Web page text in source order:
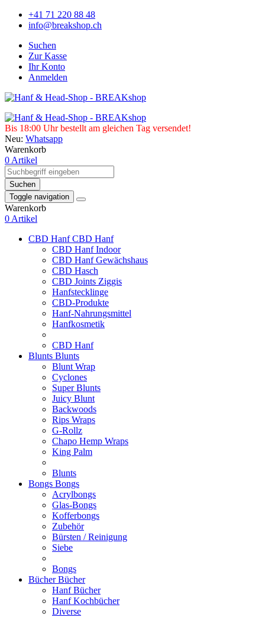
+41 71 220 88 48
info@breakshop.ch
Suchen
Zur Kasse
Ihr Konto
Anmelden
Bis 18:00 Uhr bestellt am gleichen Tag versendet!
Neu: Whatsapp
Warenkorb
0 Artikel
Suchen
Toggle navigation
Warenkorb
0 Artikel
CBD HanfCBD Hanf
CBD Hanf Indoor
CBD Hanf Gewächshaus
CBD Hasch
CBD Joints Ziggis
Hanfstecklinge
CBD-Produkte
Hanf-Nahrungsmittel
Hanfkosmetik
CBD Hanf
Blunts Blunts
Blunt Wrap
Cyclones
Super Blunts
Juicy Blunt
Backwoods
Rips Wraps
G-Rollz
Chapo Hemp Wraps
King Palm
Blunts
Bongs Bongs
Acrylbongs
Glas-Bongs
Kofferbongs
Zubehör
Bürsten / Reinigung
Siebe
Bongs
BücherBücher
Hanf Bücher
Hanf Kochbücher
Diverse